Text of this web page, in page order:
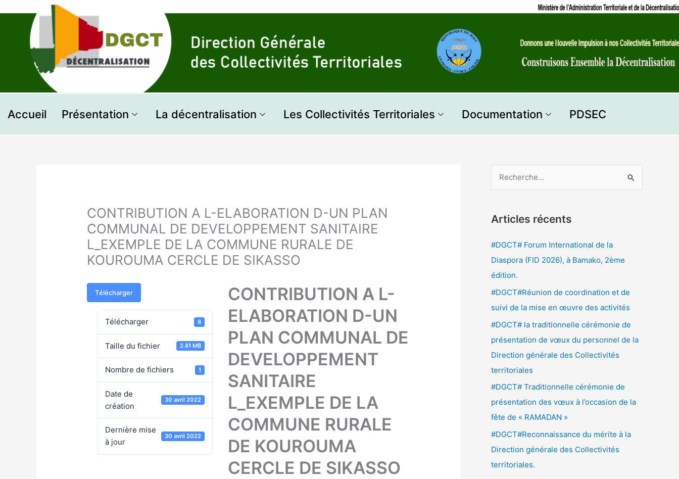
Accueil Présentation La décentralisation Les Collectivités Territoriales Documentation PDSEC
CONTRIBUTION A L-ELABORATION D-UN PLAN
COMMUNAL DE DEVELOPPEMENT SANITAIRE
L_EXEMPLE DE LA COMMUNE RURALE DE
KOUROUMA CERCLE DE SIKASSO
Télécharger
Télécharger 8
Taille du fichier 2.81 MB
Nombre de fichiers 1
Date de
création
30 avril 2022
Dernière mise
à jour
30 avril 2022
CONTRIBUTION A L-
ELABORATION D-UN
PLAN COMMUNAL DE
DEVELOPPEMENT
SANITAIRE
L_EXEMPLE DE LA
COMMUNE RURALE
DE KOUROUMA
CERCLE DE SIKASSO
h
e
r
c
:
Articles récents
#DGCT# Forum International de la
Diaspora (FID 2026), à Bamako, 2ème
édition.
#DGCT#Réunion de coordination et de
suivi de la mise en œuvre des activités
#DGCT# la traditionnelle cérémonie de
présentation de vœux du personnel de la
Direction générale des Collectivités
territoriales
#DGCT# Traditionnelle cérémonie de
présentation des vœux à l’occasion de la
fête de « RAMADAN »
#DGCT#Reconnaissance du mérite à la
Direction générale des Collectivités
territoriales.